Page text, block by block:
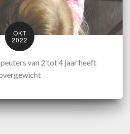
OKT
2022
van 2 tot 4 jaar heeft